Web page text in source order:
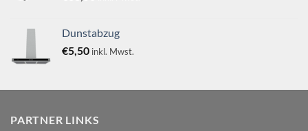
Dunstabzug
€5,50 inkl. Mwst.
PARTNER LINKS